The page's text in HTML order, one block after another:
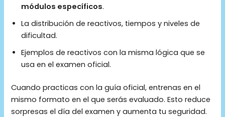
módulos específicos.
La distribución de reactivos, tiempos y niveles de
dificultad.
Ejemplos de reactivos con la misma lógica que se
usa en el examen oficial.
Cuando practicas con la guía oficial, entrenas en el
mismo formato en el que serás evaluado. Esto reduce
sorpresas el día del examen y aumenta tu seguridad.